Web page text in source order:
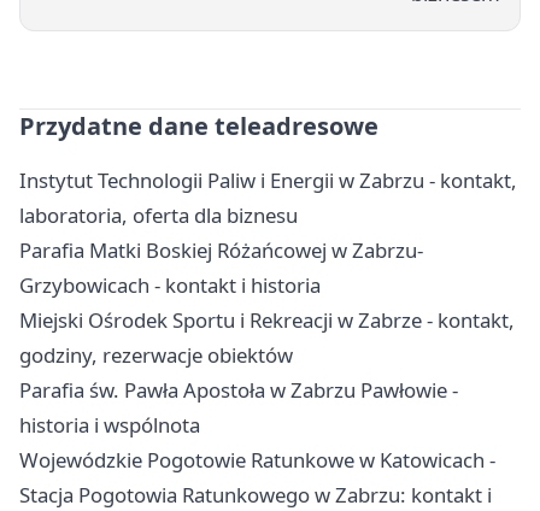
Przydatne dane teleadresowe
Instytut Technologii Paliw i Energii w Zabrzu - kontakt,
laboratoria, oferta dla biznesu
Parafia Matki Boskiej Różańcowej w Zabrzu-
Grzybowicach - kontakt i historia
Miejski Ośrodek Sportu i Rekreacji w Zabrze - kontakt,
godziny, rezerwacje obiektów
Parafia św. Pawła Apostoła w Zabrzu Pawłowie -
historia i wspólnota
Wojewódzkie Pogotowie Ratunkowe w Katowicach -
Stacja Pogotowia Ratunkowego w Zabrzu: kontakt i